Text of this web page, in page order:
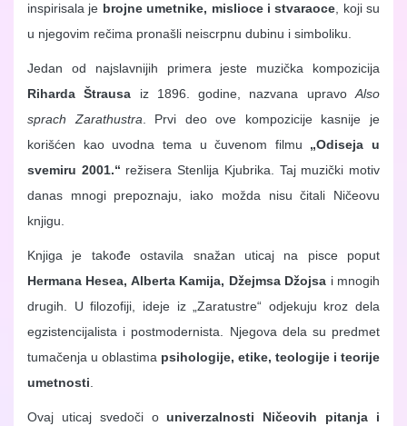
inspirisala je brojne umetnike, mislioce i stvaraoce, koji su
u njegovim rečima pronašli neiscrpnu dubinu i simboliku.
Jedan od najslavnijih primera jeste muzička kompozicija
Riharda Štrausa iz 1896. godine, nazvana upravoAlso
sprach Zarathustra. Prvi deo ove kompozicije kasnije je
korišćen kao uvodna tema u čuvenom filmu „Odiseja u
svemiru 2001.“ režisera Stenlija Kjubrika. Taj muzički motiv
danas mnogi prepoznaju, iako možda nisu čitali Ničeovu
knjigu.
Knjiga je takođe ostavila snažan uticaj na pisce poput
Hermana Hesea, Alberta Kamija, Džejmsa Džojsa i mnogih
drugih. U filozofiji, ideje iz „Zaratustre“ odjekuju kroz dela
egzistencijalista i postmodernista. Njegova dela su predmet
tumačenja u oblastima psihologije, etike, teologije i teorije
umetnosti.
Ovaj uticaj svedoči ouniverzalnosti Ničeovih pitanja i